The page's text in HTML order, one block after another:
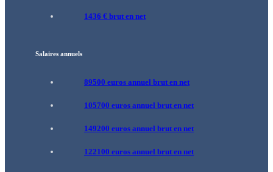
1436 € brut en net
Salaires annuels
89500 euros annuel brut en net
105700 euros annuel brut en net
149200 euros annuel brut en net
122100 euros annuel brut en net